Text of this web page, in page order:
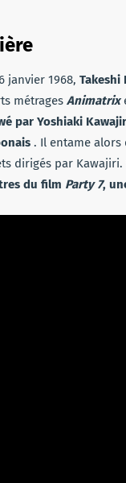
janvier 1968,
métrages Animatrix
par Yoshiaki
. Il entame alors
dirigés par Kawajiri.
du film Party 7,